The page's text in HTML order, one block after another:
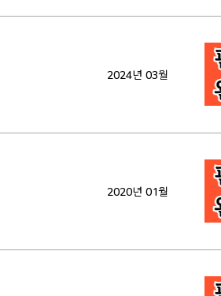
2024년 03월
2020년 01월